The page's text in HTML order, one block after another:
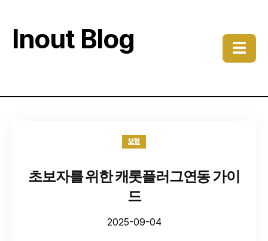
Inout Blog ☰
보험
초보자를 위한 캐롯플러그연동 가이
드
2025-09-04